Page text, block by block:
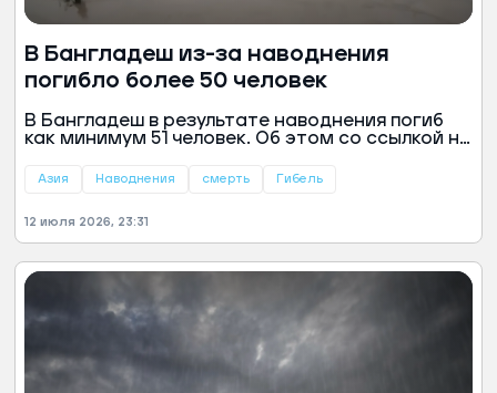
В Бангладеш из-за наводнения
погибло более 50 человек
В Бангладеш в результате наводнения погиб
как минимум 51 человек. Об этом со ссылкой на
«Новости».
Азия Наводнения смерть Гибель
12 июля 2026, 23:31